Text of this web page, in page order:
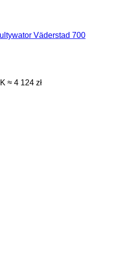
Väderstad 700
≈ 4 124 zł